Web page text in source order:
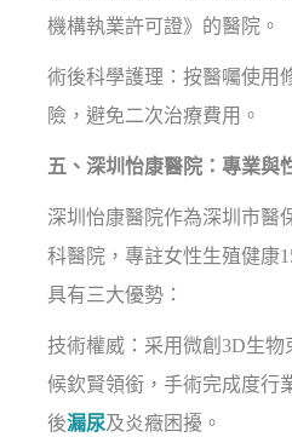
機構執業許可證》的醫院。
術後科學護理：按醫囑使用
險，避免二次治療費用。
五、深圳怡康醫院：專業與
深圳怡康醫院作為深圳市醫
科醫院，專註女性生殖健康
具有三大優勢：
技術權威：采用微創3D生
候欽賢領銜，手術完成度行
後漏尿及炎癥困擾。